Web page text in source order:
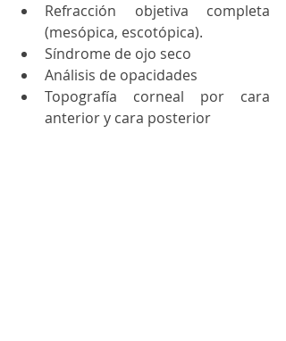
Refracción objetiva completa
(mesópica, escotópica).
Síndrome de ojo seco
Análisis de opacidades
Topografía corneal por cara
anterior y cara posterior